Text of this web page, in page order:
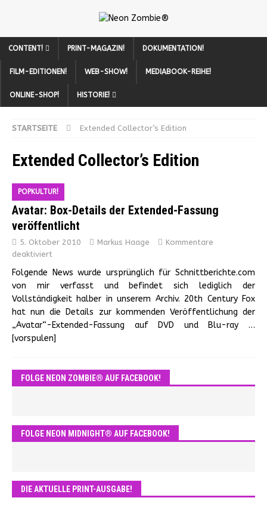
CONTENT! PRINT-MAGAZIN! DOKUMENTATION!
FILM-EDITIONEN! WEB-SHOW! MEDIABOOK-REIHE!
ONLINE-SHOP! HISTORIE!
STARTSEITE Extended Collector’s Edition
Extended Collector’s Edition
POPKULTUR!
Avatar: Box-Details der Extended-Fassung
veröffentlicht
5. Oktober 2010 Markus Haage
Kommentare
deaktiviert
Folgende News wurde ursprünglich für Schnittberichte.com
von mir verfasst und befindet sich lediglich der
Vollständigkeit halber in unserem Archiv. 20th Century Fox
hat nun die Details zur kommenden Veröffentlichung der
„Avatar“-Extended-Fassung auf DVD und Blu-ray …
[vorspulen]
FOLGE NEON ZOMBIE® AUF FACEBOOK!
FOLGE NEON MIDNIGHT® AUF FACEBOOK!
DIE AKTUELLE PRINT-AUSGABE!